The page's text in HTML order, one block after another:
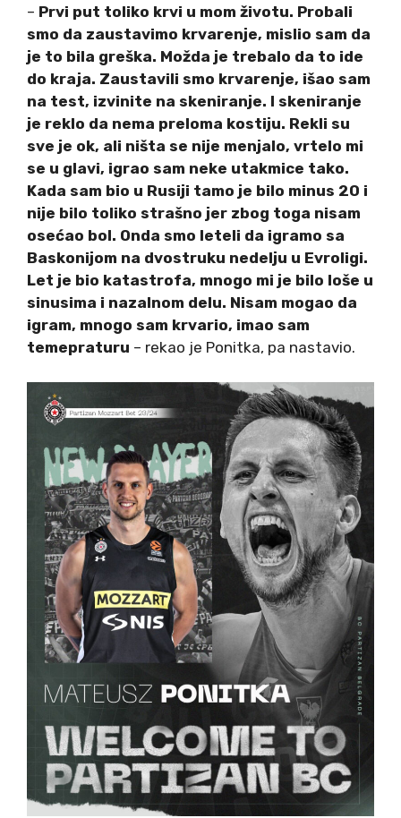
– Prvi put toliko krvi u mom životu. Probali
smo da zaustavimo krvarenje, mislio sam da
je to bila greška. Možda je trebalo da to ide
do kraja. Zaustavili smo krvarenje, išao sam
na test, izvinite na skeniranje. I skeniranje
je reklo da nema preloma kostiju. Rekli su
sve je ok, ali ništa se nije menjalo, vrtelo mi
se u glavi, igrao sam neke utakmice tako.
Kada sam bio u Rusiji tamo je bilo minus 20 i
nije bilo toliko strašno jer zbog toga nisam
osećao bol. Onda smo leteli da igramo sa
Baskonijom na dvostruku nedelju u Evroligi.
Let je bio katastrofa, mnogo mi je bilo loše u
sinusima i nazalnom delu. Nisam mogao da
igram, mnogo sam krvario, imao sam
temepraturu – rekao je Ponitka, pa nastavio.